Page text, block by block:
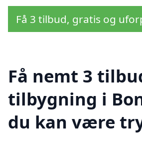
Få 3 tilbud, gratis og
Få nemt 3
tilbygning i
du kan være